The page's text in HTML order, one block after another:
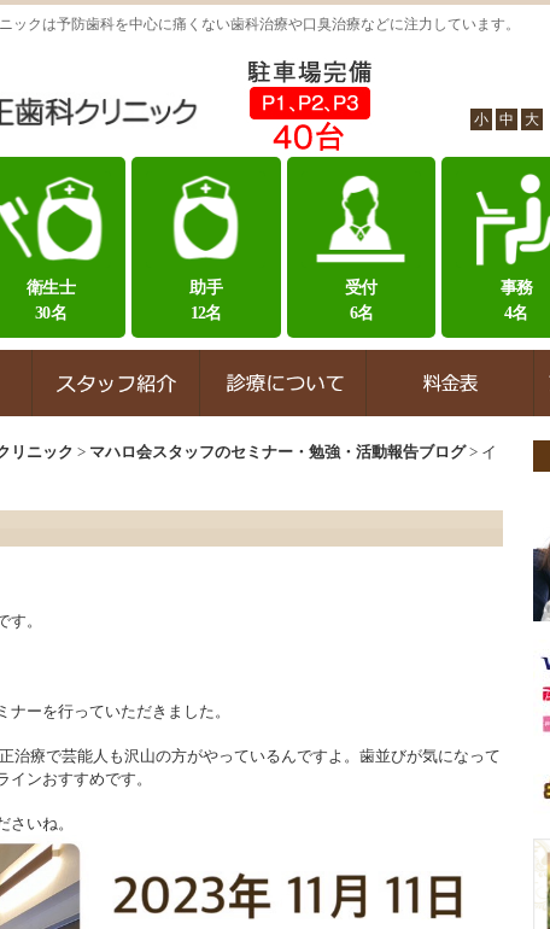
クは予防歯科を中心に痛くない歯科治療や口臭治療などに注力しています。
小 中 大
衛生士
30名
助手
12名
受付
6名
事務
4名
リニック > マハロ会スタッフのセミナー・勉強・活動報告ブログ> イ
。
ーを行っていただきました。
治療で芸能人も沢山の方がやっているんですよ。歯並びが気になって
ンおすすめです。
いね。